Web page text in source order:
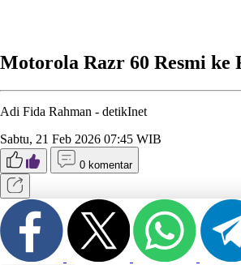
Motorola Razr 60 Resmi ke
Adi Fida Rahman - detikInet
Sabtu, 21 Feb 2026 07:45 WIB
0 komentar